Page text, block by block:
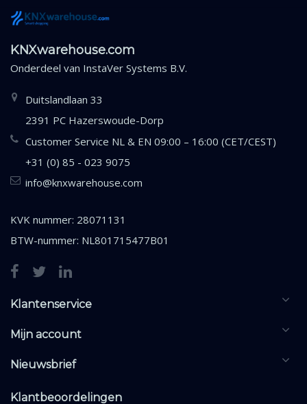
KNXwarehouse.com
Onderdeel van InstaVer Systems B.V.
Duitslandlaan 33
2391 PC Hazerswoude-Dorp
Customer Service NL & EN 09:00 – 16:00 (CET/CEST)
+31 (0) 85 - 023 9075
info@knxwarehouse.com
KVK nummer: 28071131
BTW-nummer: NL801715477B01
Klantenservice
Mijn account
Nieuwsbrief
Klantbeoordelingen